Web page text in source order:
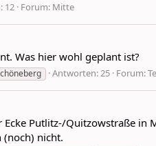
12 Forum: Mitte
Was hier wohl geplant ist?
Antworten: 25 Forum:
Putlitz-/Quitzowstraße in
(noch) nicht.